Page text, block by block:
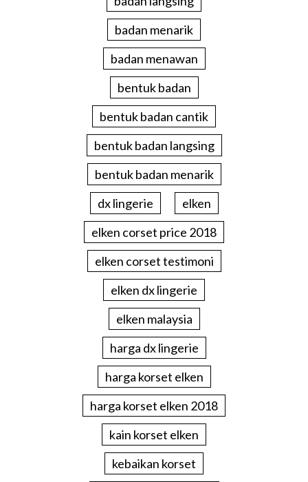
badan menarik
badan menawan
bentuk badan
bentuk badan cantik
bentuk badan langsing
bentuk badan menarik
dx lingerie
elken
elken corset price 2018
elken corset testimoni
elken dx lingerie
elken malaysia
harga dx lingerie
harga korset elken
harga korset elken 2018
kain korset elken
kebaikan korset